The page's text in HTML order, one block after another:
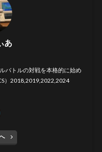
あ
バトルの対戦を本格的に始め
）2018,2019,2022,2024